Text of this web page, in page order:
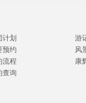
计划
预约
流程
查询
游
风
康